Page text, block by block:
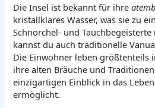
Die Insel ist bekannt für ihre
kristallklares Wasser, was sie zu
Schnorchel- und
kannst du auch traditionelle
Die Einwohner leben größtenteils
ihre alten Bräuche und
einzigartigen Einblick in das
ermöglicht.